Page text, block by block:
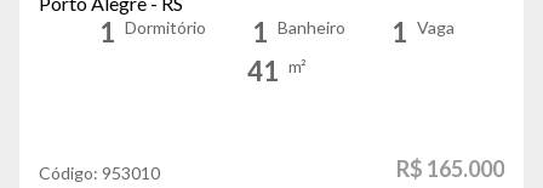
1 Dormitório 1 Banheiro 1 Vaga
41 m²
Código: 953010 R$ 165.000